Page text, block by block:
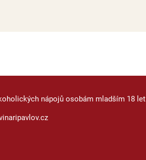
nápojů osobám mladším 18 let